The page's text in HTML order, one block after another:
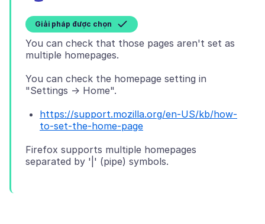
Giải pháp được chọn
You can check that those pages aren't set as
You can check the homepage setting in
https://support.mozilla.org/en-US/kb/how-
to-set-the-home-page
Firefox supports multiple homepages